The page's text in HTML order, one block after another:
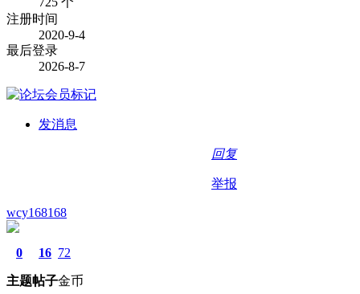
注册时间
2020-9-4
最后登录
2026-8-7
发消息
回复
举报
wcy168168
0
主题
16
帖子
72
金币